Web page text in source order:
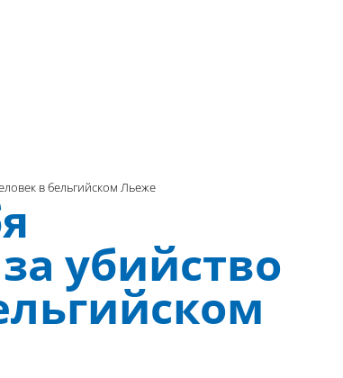
в бельгийском Льеже
убийство